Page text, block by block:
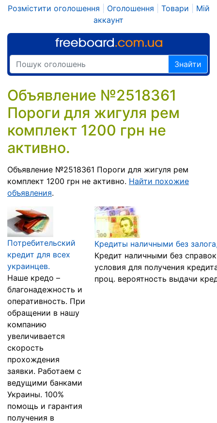
Розмістити оголошення Оголошення Товари
Мій
аккаунт
Знайти
Объявление №2518361
Пороги для жигуля рем
комплект 1200 грн не
активно.
Объявление №2518361 Пороги для жигуля рем
комплект 1200 грн не активно. Найти похожие
объявления.
Потребительский
кредит для всех
украинцев.
Наше кредо –
благонадежность и
оперативность. При
обращении в нашу
компанию
увеличивается
скорость
прохождения
заявки. Работаем с
ведущими банками
Украины. 100%
помощь и гарантия
получения в
Кредиты наличными без
Кредит наличными без
условия для получения
проц. вероятность выдачи